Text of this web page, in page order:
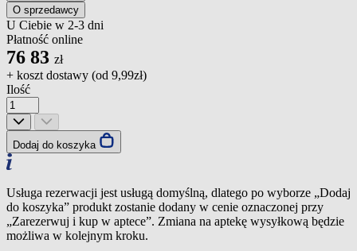
O sprzedawcy
U Ciebie w 2-3 dni
Płatność online
76 83 zł
+ koszt dostawy (od 9,99zł)
Ilość
Dodaj do koszyka
Usługa rezerwacji jest usługą domyślną, dlatego po wyborze „Dodaj
do koszyka” produkt zostanie dodany w cenie oznaczonej przy
„Zarezerwuj i kup w aptece”. Zmiana na aptekę wysyłkową będzie
możliwa w kolejnym kroku.